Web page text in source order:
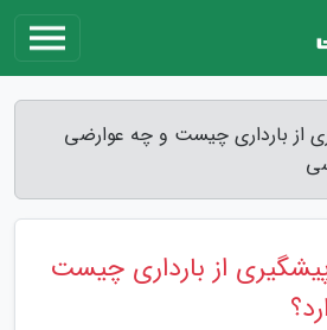
از بارداری چیست و چه عوارضی
از بارداری چیست